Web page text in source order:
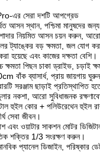
এর সেরা দশটি আপগ্রেড
আসন স্থান, পশ্চিমা মানুষদের
নিয়মিত আসন চয়ন করুন,
ট্যাঙ্কের বড় ক্ষমতা, জল যোগ
হয়েছে এবং কাজের দক্ষতা বেশি।
ক্ষমতা পিছন চাকা ড্রাইভ, চড়াই
বাঁক ব্যাসার্ধ, প্রায় জায়গায়
সরঞ্জাম ছাড়াই প্রতিস্থাপিত
নকশা, আরো সুবিধাজনক
হুইল কোর + পলিউরেথেন হুইল
সেবা জীবন।
এবং ওয়াটার সাকশন মোটর
শক্তির 1/3 সংরক্ষণ করুন।
প্যানেল ডিজাইন, পরিষ্কার